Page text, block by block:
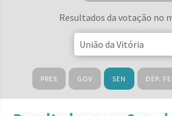
Resultados da votação no
PRES GOV SEN DEP.